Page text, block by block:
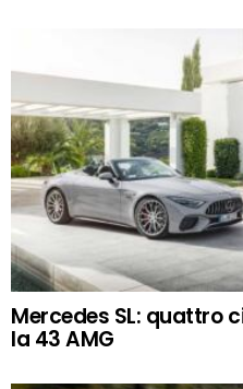
Mercedes SL: quattro
la 43 AMG